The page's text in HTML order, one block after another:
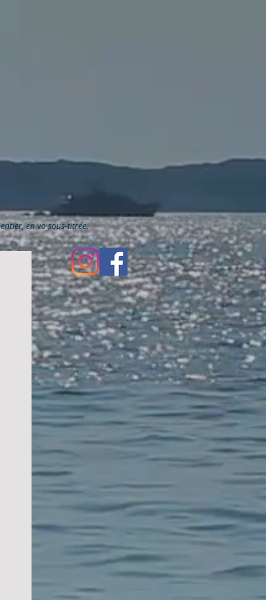
entier, en vo sous-titrée.